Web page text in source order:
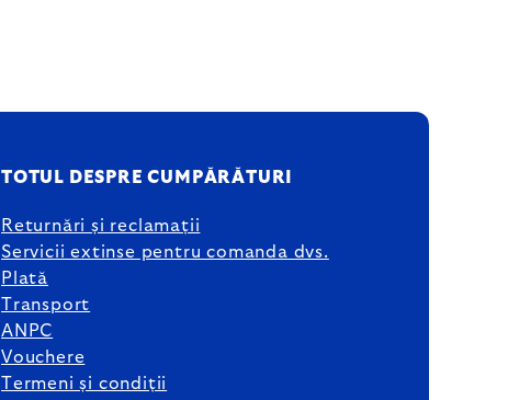
TOTUL DESPRE CUMPĂRĂTURI
Returnări și reclamații
Servicii extinse pentru comanda dvs.
Plată
Transport
ANPC
Vouchere
Termeni și condiții